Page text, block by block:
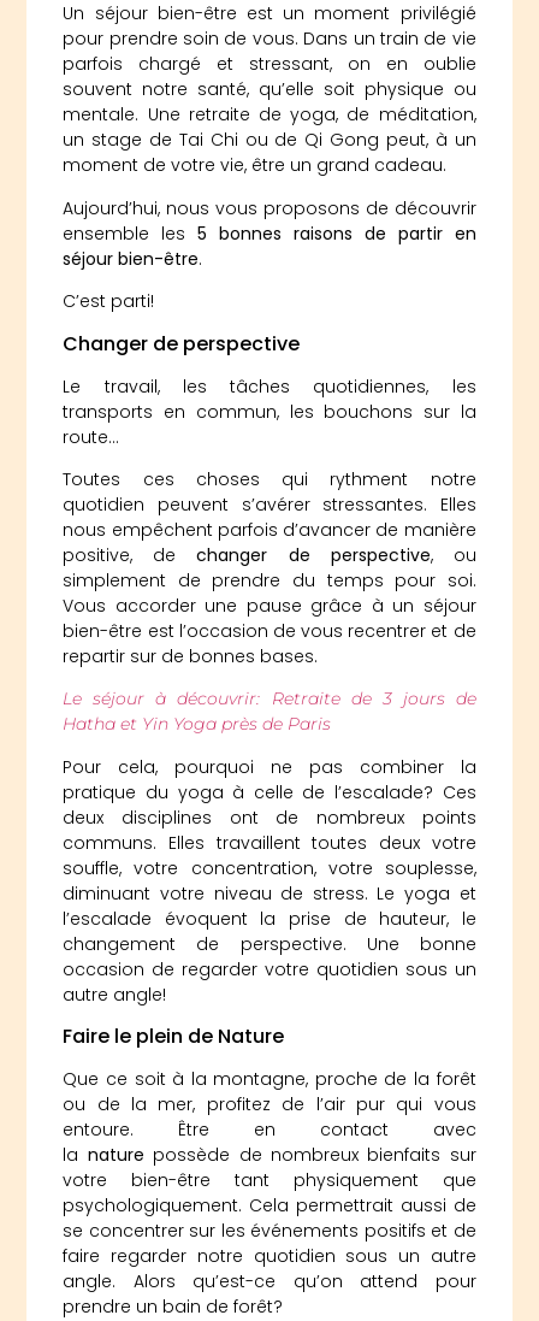
Un séjour bien-être est un moment privilégié
pour prendre soin de vous. Dans un train de vie
parfois chargé et stressant, on en oublie
souvent notre santé, qu’elle soit physique ou
mentale. Une retraite de yoga, de méditation,
un stage de Tai Chi ou de Qi Gong peut, à un
moment de votre vie, être un grand cadeau.
Aujourd’hui, nous vous proposons de découvrir
ensemble les5 bonnes raisons de partir en
séjour bien-être.
C’est parti!
Changer de perspective
Le travail, les tâches quotidiennes, les
transports en commun, les bouchons sur la
route…
Toutes ces choses qui rythment notre
quotidien peuvent s’avérer stressantes. Elles
nous empêchent parfois d’avancer de manière
positive, dechanger de perspective, ou
simplement de prendre du temps pour soi.
Vous accorder une pause grâce à un séjour
bien-être est l’occasion de vous recentrer et de
repartir sur de bonnes bases.
Le séjour à découvrir: Retraite de 3 jours de
Hatha et Yin Yoga près de Paris
Pour cela, pourquoi ne pas combiner la
pratique du yoga à celle de l’escalade? Ces
deux disciplines ont de nombreux points
communs. Elles travaillent toutes deux votre
souffle, votre concentration, votre souplesse,
diminuant votre niveau de stress. Le yoga et
l’escalade évoquent la prise de hauteur, le
changement de perspective. Une bonne
occasion de regarder votre quotidien sous un
autre angle!
Faire le plein de Nature
Que ce soit à la montagne, proche de la forêt
ou de la mer, profitez de l’air pur qui vous
entoure. Être en contact avec
la nature possède de nombreux bienfaits sur
votre bien-être tant physiquement que
psychologiquement. Cela permettrait aussi de
se concentrer sur les événements positifs et de
faire regarder notre quotidien sous un autre
angle. Alors qu’est-ce qu’on attend pour
prendre un bain de forêt?